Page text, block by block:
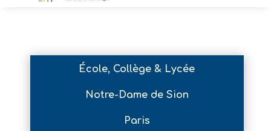
École, Collège & Lycée
Notre-Dame de Sion
Paris